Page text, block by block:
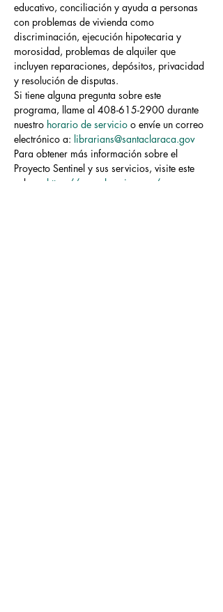
educativo, conciliación y ayuda a personas
con problemas de vivienda como
discriminación, ejecución hipotecaria y
morosidad, problemas de alquiler que
incluyen reparaciones, depósitos, privacidad
y resolución de disputas.
Si tiene alguna pregunta sobre este
programa, llame al 408-615-2900 durante
nuestro horario de servicio o envíe un correo
electrónico a: librarians@santaclaraca.gov
Para obtener más información sobre el
Proyecto Sentinel y sus servicios, visite este
enlace: https://www.housing.org/